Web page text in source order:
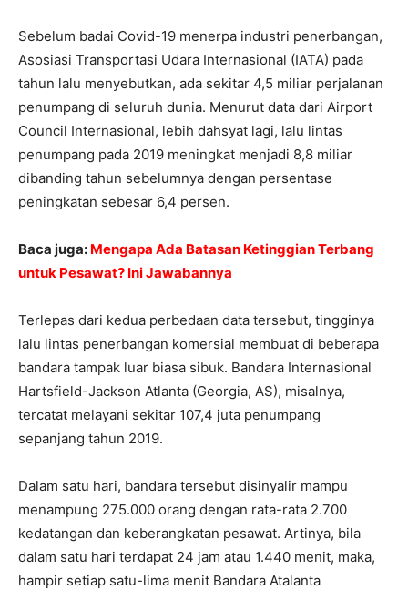
Sebelum badai Covid-19 menerpa industri penerbangan,
Asosiasi Transportasi Udara Internasional (IATA) pada
tahun lalu menyebutkan, ada sekitar 4,5 miliar perjalanan
penumpang di seluruh dunia. Menurut data dari Airport
Council Internasional, lebih dahsyat lagi, lalu lintas
penumpang pada 2019 meningkat menjadi 8,8 miliar
dibanding tahun sebelumnya dengan persentase
peningkatan sebesar 6,4 persen.
Baca juga: Mengapa Ada Batasan Ketinggian Terbang
untuk Pesawat? Ini Jawabannya
Terlepas dari kedua perbedaan data tersebut, tingginya
lalu lintas penerbangan komersial membuat di beberapa
bandara tampak luar biasa sibuk. Bandara Internasional
Hartsfield-Jackson Atlanta (Georgia, AS), misalnya,
tercatat melayani sekitar 107,4 juta penumpang
sepanjang tahun 2019.
Dalam satu hari, bandara tersebut disinyalir mampu
menampung 275.000 orang dengan rata-rata 2.700
kedatangan dan keberangkatan pesawat. Artinya, bila
dalam satu hari terdapat 24 jam atau 1.440 menit, maka,
hampir setiap satu-lima menit Bandara Atalanta